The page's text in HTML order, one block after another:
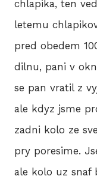
chlapika, ten
letemu
pred obedem
dilnu, pani v
se pan vratil z
ale kdyz jsme
zadni kolo ze
pry poresime.
ale kolo uz snaf